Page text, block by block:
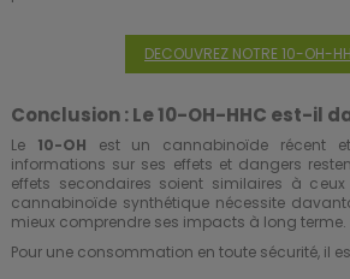
DECOUVREZ NOTRE 10-OH-
Conclusion : Le 10-OH-HHC est-il
Le 10-OH est un cannabinoïde récent
informations sur ses effets et dangers
effets secondaires soient similaires à
cannabinoïde synthétique nécessite
mieux comprendre ses impacts à long terme.
Pour une consommation en toute sécurité, il